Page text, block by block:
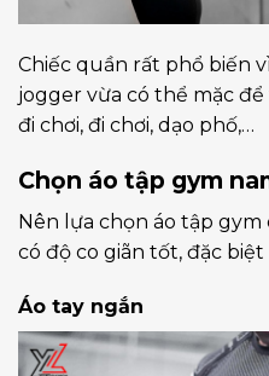
Chiếc quần rất phổ biến
jogger vừa có thể mặc
đi chơi, đi chơi, dạo phố,…
Chọn áo tập gym
Nên lựa chọn áo tập gym
có độ co giãn tốt, đặc
Áo tay ngắn